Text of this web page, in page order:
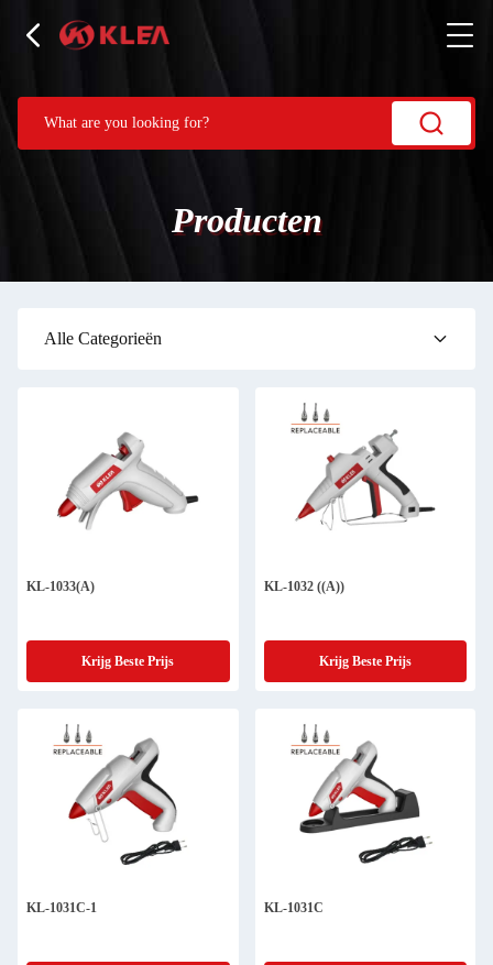
Producten
Alle Categorieën
KL-1033(A)
Krijg Beste Prijs
KL-1032 ((A))
Krijg Beste Prijs
KL-1031C-1 KL-1031C